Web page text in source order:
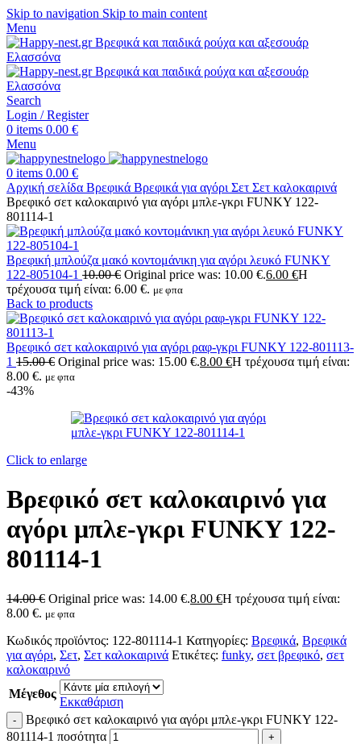
Skip to navigation Skip to main content
Menu
Search
Login / Register
0 items 0.00 €
Menu
0 items 0.00 €
Αρχική σελίδα Βρεφικά Βρεφικά για αγόρι Σετ Σετ καλοκαιρινά
Βρεφικό σετ καλοκαιρινό για αγόρι μπλε-γκρι FUNKY 122-
801114-1
Βρεφική μπλούζα μακό κοντομάνικη για αγόρι λευκό FUNKY
122-805104-1 10.00€ Original price was: 10.00 €.6.00 €Η
τρέχουσα τιμή είναι: 6.00 €. με φπα
Back to products
Βρεφικό σετ καλοκαιρινό για αγόρι ραφ-γκρι FUNKY 122-801113-
1 15.00€ Original price was: 15.00 €.8.00 €Η τρέχουσα τιμή είναι:
8.00 €. με φπα
-43%
Click to enlarge
Βρεφικό σετ καλοκαιρινό για
αγόρι μπλε-γκρι FUNKY 122-
801114-1
14.00€ Original price was: 14.00 €.8.00 €Η τρέχουσα τιμή είναι:
8.00 €. με φπα
Κωδικός προϊόντος: 122-801114-1 Κατηγορίες: Βρεφικά, Βρεφικά
για αγόρι, Σετ, Σετ καλοκαιρινά Ετικέτες: funky, σετ βρεφικό, σετ
καλοκαιρινό
Μέγεθος
Εκκαθάριση
Βρεφικό σετ καλοκαιρινό για αγόρι μπλε-γκρι FUNKY 122-
801114-1 ποσότητα